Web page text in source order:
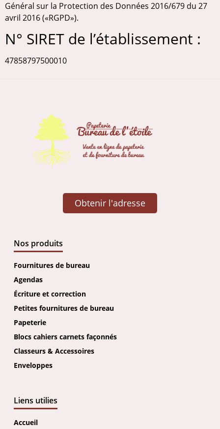
Général sur la Protection des Données 2016/679 du 27
avril 2016 («RGPD»).
N° SIRET de l’établissement :
47858797500010
Obtenir l'adresse
Nos produits
Fournitures de bureau
Agendas
Écriture et correction
Petites fournitures de bureau
Papeterie
Blocs cahiers carnets façonnés
Classeurs & Accessoires
Enveloppes
Liens utilies
Accueil